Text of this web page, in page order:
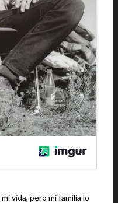
vida, pero mi familia lo